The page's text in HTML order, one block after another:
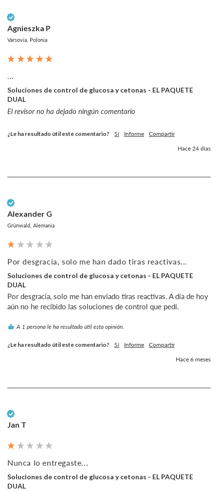
Agnieszka P
Varsovia, Polonia
...
Soluciones de control de glucosa y cetonas - EL PAQUETE
DUAL
El revisor no ha dejado ningún comentario
¿Le ha resultado útil este comentario? Sí Informe
Compartir
Hace 24 días
Alexander G
Grünwald, Alemania
Por desgracia, solo me han dado tiras reactivas...
Soluciones de control de glucosa y cetonas - EL PAQUETE
DUAL
Por desgracia, solo me han enviado tiras reactivas. A día de hoy
aún no he recibido las soluciones de control que pedí.
A 1 persona le ha resultado útil esta opinión.
¿Le ha resultado útil este comentario? Sí Informe
Compartir
Hace 6 meses
Jan T
Nunca lo entregaste...
Soluciones de control de glucosa y cetonas - EL PAQUETE
DUAL